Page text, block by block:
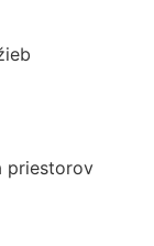
priestorov